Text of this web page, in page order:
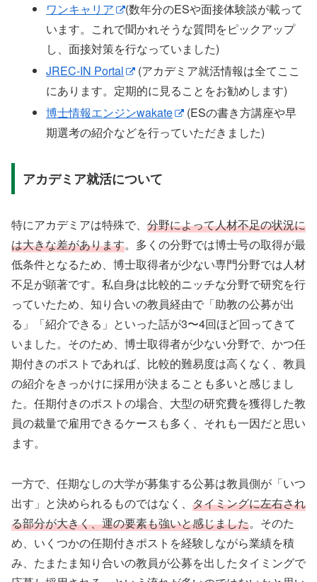
ワンキャリア
(数年分のESや面接体験談が載って
います。これで聞かれそうな質問をピックアップ
し、面接対策を行なっていました)
JREC-IN Portal
(アカデミア就活情報は全てここ
にあります。定期的に見ることをお勧めします)
博士情報エンジンwakate
(ESの書き方講座や早
期選考の紹介などを行っていただきました)
アカデミア就活について
特にアカデミアは特殊で、 分野によって人材不足の状況に
は大きな差があります。多くの分野では博士号の取得が最
低条件となるため、博士取得者が少ない専門分野では人材
不足が顕著です。私自身は比較的ニッチな分野で研究を行
っていたため、知り合いの教員経由で「助教の公募が出
る」「紹介できる」といった話が3〜4回ほど回ってきて
いました。そのため、博士取得者が少ない分野で、かつ任
期付きのポストであれば、比較的難易度は高くなく、教員
の紹介をきっかけに採用が決まることも多いと感じまし
た。任期付きのポストの場合、大型の研究費を獲得した教
員の裁量で雇用できるケースも多く、それも一因だと思い
ます。
一方で、任期なしの大学が募集する公募は教員側が「いつ
出す」と決められるものではなく、 タイミングに左右され
る部分が大きく、運の要素も強いと感じました。そのた
め、いくつかの任期付きポストを経験しながら業績を積
み、たまたま知り合いの教員が公募を出したタイミングで